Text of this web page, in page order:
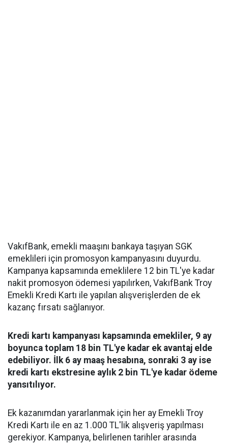
VakıfBank, emekli maaşını bankaya taşıyan SGK
emeklileri için promosyon kampanyasını duyurdu.
Kampanya kapsamında emeklilere 12 bin TL'ye kadar
nakit promosyon ödemesi yapılırken, VakıfBank Troy
Emekli Kredi Kartı ile yapılan alışverişlerden de ek
kazanç fırsatı sağlanıyor.
Kredi kartı kampanyası kapsamında emekliler, 9 ay
boyunca toplam 18 bin TL'ye kadar ek avantaj elde
edebiliyor. İlk 6 ay maaş hesabına, sonraki 3 ay ise
kredi kartı ekstresine aylık 2 bin TL'ye kadar ödeme
yansıtılıyor.
Ek kazanımdan yararlanmak için her ay Emekli Troy
Kredi Kartı ile en az 1.000 TL'lik alışveriş yapılması
gerekiyor. Kampanya, belirlenen tarihler arasında